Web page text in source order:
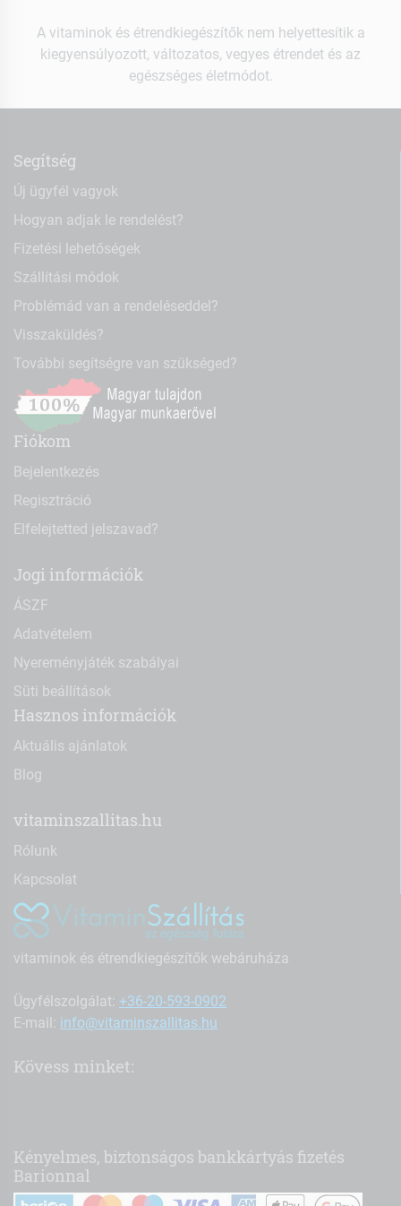
A vitaminok és étrendkiegészítők nem helyettesítik a
kiegyensúlyozott, változatos, vegyes étrendet és az
egészséges életmódot.
Segítség
Új ügyfél vagyok
Hogyan adjak le rendelést?
Fizetési lehetőségek
Szállítási módok
Problémád van a rendeléseddel?
Visszaküldés?
További segítségre van szükséged?
Fiókom
Bejelentkezés
Regisztráció
Elfelejtetted jelszavad?
Jogi információk
ÁSZF
Adatvételem
Nyereményjáték szabályai
Süti beállítások
Hasznos információk
Aktuális ajánlatok
Blog
vitaminszallitas.hu
Rólunk
Kapcsolat
vitaminok és étrendkiegészítők webáruháza
Ügyfélszolgálat: +36-20-593-0902
E-mail: info@vitaminszallitas.hu
Kövess minket:
Kényelmes, biztonságos bankkártyás fizetés
Barionnal